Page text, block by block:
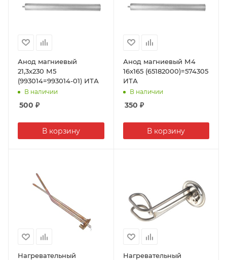
Анод магниевый
21,3х230 М5
(993014=993014-01) ИТА
В наличии
500 ₽
В корзину
Анод магниевый М4
16х165 (65182000)=574305
ИТА
В наличии
350 ₽
В корзину
Нагревательный
Нагревательный